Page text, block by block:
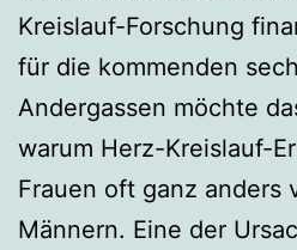
Kreislauf-Forschung
für die kommenden
Andergassen möchte
warum Herz-Kreislauf-
Frauen oft ganz anders
Männern. Eine der